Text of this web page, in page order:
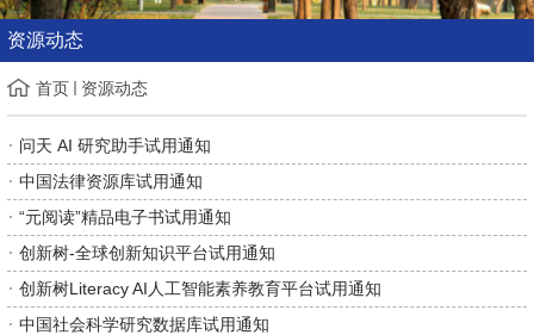
资源动态
首页 资源动态
问天 AI 研究助手试用通知
中国法律资源库试用通知
“元阅读”精品电子书试用通知
创新树-全球创新知识平台试用通知
创新树Literacy AI人工智能素养教育平台试用通知
中国社会科学研究数据库试用通知